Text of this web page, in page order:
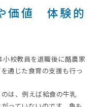
価値 体験的
校教員を退職後に酪農家
通じた食育の支援も行っ
は、例えば給食の牛乳